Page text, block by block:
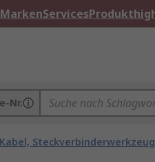
Services
Nr.
Kabel,